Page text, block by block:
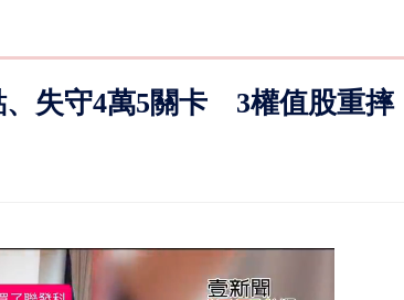
三吃」、「客家攪福」...
、失守4萬5關卡 3權值股重摔